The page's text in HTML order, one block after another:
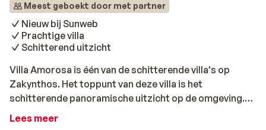
Meest geboekt door met partner
Nieuw bij Sunweb
Prachtige villa
Schitterend uitzicht
Villa Amorosa is één van de schitterende villa's op
Zakynthos. Het toppunt van deze villa is het
schitterende panoramische uitzicht op de omgeving.
Wat is er fijner dan heerlijk ontspannen of baantjes
Lees meer